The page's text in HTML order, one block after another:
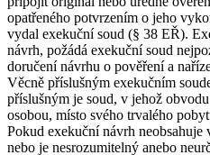
opatřeného potvrzením o jeho
vydal exekuční soud (§ 38 EŘ).
návrh, požádá exekuční soud
doručení návrhu o pověření a
Věcně příslušným exekučním
příslušným je soud, v jehož
osobou, místo svého trvalého
Pokud exekuční návrh neobsahuje
nebo je nesrozumitelný anebo